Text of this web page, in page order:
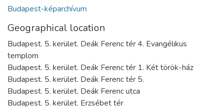
Budapest-képarchívum
Geographical location
Budapest. 5. kerület. Deák Ferenc tér 4. Evangélikus
templom
Budapest. 5. kerület. Deák Ferenc tér 1. Két török-ház
Budapest. 5. kerület. Deák Ferenc tér 5.
Budapest. 5. kerület. Deák Ferenc utca
Budapest. 5. kerület. Erzsébet tér